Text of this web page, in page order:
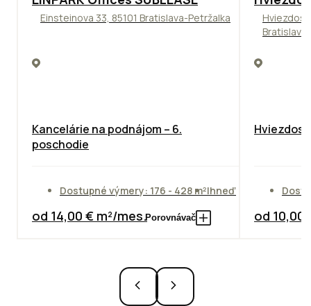
Einsteinova 33, 85101 Bratislava-Petržalka
Kancelárie na podnájom – 6.
poschodie
Dostupné výmery: 176 - 428 m²Ihneď
od 14,00 € m²/mes.Porovnávač od 10,00